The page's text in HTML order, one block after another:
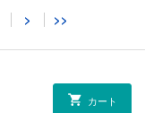
> >>
カート